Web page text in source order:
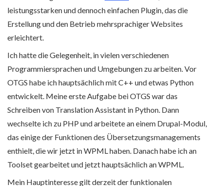
leistungsstarken und dennoch einfachen Plugin, das die
Erstellung und den Betrieb mehrsprachiger Websites
erleichtert.
Ich hatte die Gelegenheit, in vielen verschiedenen
Programmiersprachen und Umgebungen zu arbeiten. Vor
OTGS habe ich hauptsächlich mit C++ und etwas Python
entwickelt. Meine erste Aufgabe bei OTGS war das
Schreiben von Translation Assistant in Python. Dann
wechselte ich zu PHP und arbeitete an einem Drupal-Modul,
das einige der Funktionen des Übersetzungsmanagements
enthielt, die wir jetzt in WPML haben. Danach habe ich an
Toolset gearbeitet und jetzt hauptsächlich an WPML.
Mein Hauptinteresse gilt derzeit der funktionalen